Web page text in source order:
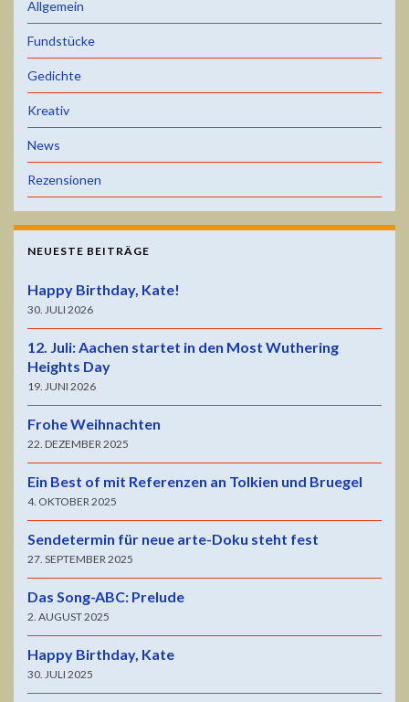
Allgemein
Fundstücke
Gedichte
Kreativ
News
Rezensionen
NEUESTE BEITRÄGE
Happy Birthday, Kate!
30. JULI 2026
12. Juli: Aachen startet in den Most Wuthering
Heights Day
19. JUNI 2026
Frohe Weihnachten
22. DEZEMBER 2025
Ein Best of mit Referenzen an Tolkien und Bruegel
4. OKTOBER 2025
Sendetermin für neue arte-Doku steht fest
27. SEPTEMBER 2025
Das Song-ABC: Prelude
2. AUGUST 2025
Happy Birthday, Kate
30. JULI 2025